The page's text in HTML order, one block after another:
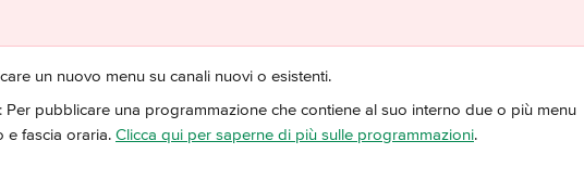
un nuovo menu su canali nuovi o esistenti.
: Per pubblicare una programmazione che contiene al suo interno due o più menu
e fascia oraria. Clicca qui per saperne di più sulle programmazioni.